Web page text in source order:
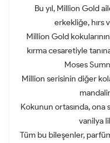
Bu yıl, Million Gold
erkekliğe, hırs
Million Gold
kırma cesaretiyle
Moses
Million serisinin diğer
Kokunun ortasında, ona
vanilya
Tüm bu bileşenler,